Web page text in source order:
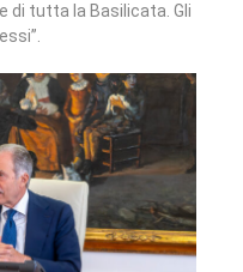
di tutta la Basilicata. Gli